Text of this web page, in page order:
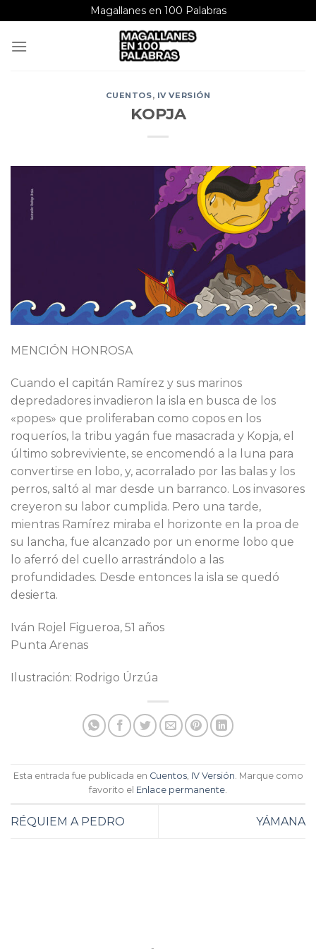
al
contenido
Magallanes en 100 Palabras
CUENTOS, IV VERSIÓN
KOPJA
MENCIÓN HONROSA
Cuando el capitán Ramírez y sus marinos
depredadores invadieron la isla en busca de los
«popes» que proliferaban como copos en los
roqueríos, la tribu yagán fue masacrada y Kopja, el
último sobreviviente, se encomendó a la luna para
convertirse en lobo, y, acorralado por las balas y los
perros, saltó al mar desde un barranco. Los invasores
creyeron su labor cumplida. Pero una tarde,
mientras Ramírez miraba el horizonte en la proa de
su lancha, fue alcanzado por un enorme lobo que
lo aferró del cuello arrastrándolo a las
profundidades. Desde entonces la isla se quedó
desierta.
Iván Rojel Figueroa, 51 años
Punta Arenas
Ilustración: Rodrigo Úrzúa
Esta entrada fue publicada en Cuentos, IV Versión. Marque como
favorito el Enlace permanente.
RÉQUIEM A PEDRO YÁMANA